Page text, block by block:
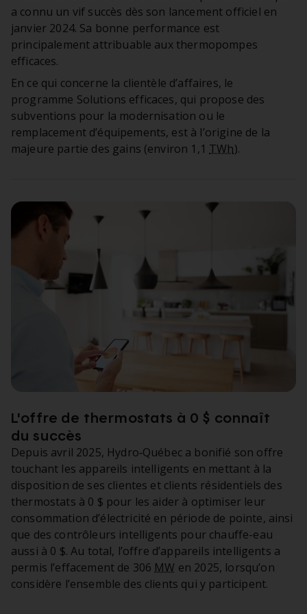
a connu un vif succès dès son lancement officiel en
janvier 2024. Sa bonne performance est
principalement attribuable aux thermopompes
efficaces.
En ce qui concerne la clientèle d’affaires, le
programme Solutions efficaces, qui propose des
subventions pour la modernisation ou le
remplacement d’équipements, est à l’origine de la
majeure partie des gains (environ 1,1TWh).
L'offre de thermostats à 0 $ connaît
du succès
Depuis avril 2025, Hydro‑Québec a bonifié son offre
touchant les appareils intelligents en mettant à la
disposition de ses clientes et clients résidentiels des
thermostats à 0 $ pour les aider à optimiser leur
consommation d’électricité en période de pointe, ainsi
que des contrôleurs intelligents pour chauffe-eau
aussi à 0 $. Au total, l’offre d’appareils intelligents a
permis l’effacement de 306 MW en 2025, lorsqu’on
considère l’ensemble des clients qui y participent.